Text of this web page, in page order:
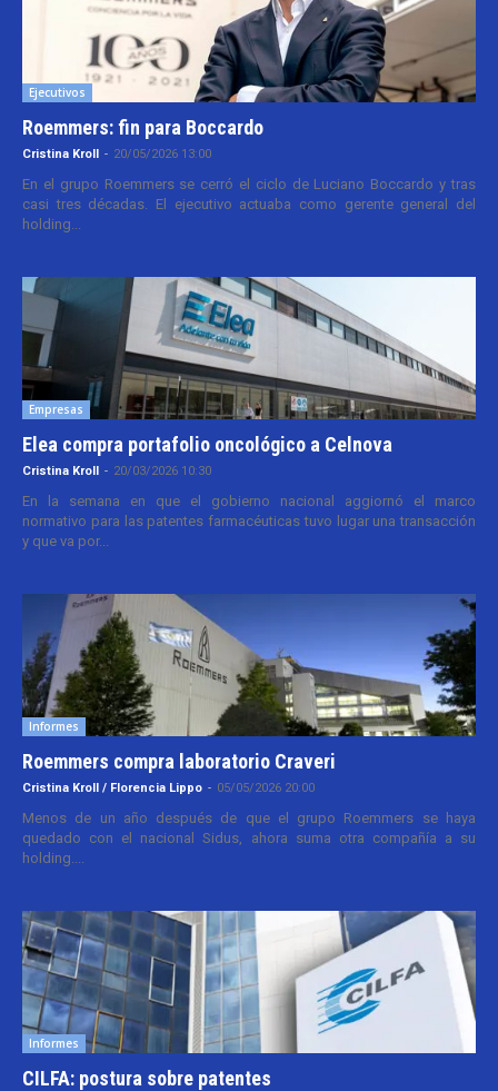
Ejecutivos
Roemmers: fin para Boccardo
Cristina Kroll - 20/05/2026 13:00
En el grupo Roemmers se cerró el ciclo de Luciano Boccardo y tras
casi tres décadas. El ejecutivo actuaba como gerente general del
holding...
Empresas
Elea compra portafolio oncológico a Celnova
Cristina Kroll - 20/03/2026 10:30
En la semana en que el gobierno nacional aggiornó el marco
normativo para las patentes farmacéuticas tuvo lugar una transacción
y que va por...
Informes
Roemmers compra laboratorio Craveri
Cristina Kroll / Florencia Lippo - 05/05/2026 20:00
Menos de un año después de que el grupo Roemmers se haya
quedado con el nacional Sidus, ahora suma otra compañía a su
holding....
Informes
CILFA: postura sobre patentes